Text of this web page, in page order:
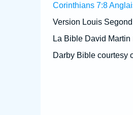
Corinthians 7:8
Version Louis
La Bible David Martin
Darby Bible courtesy